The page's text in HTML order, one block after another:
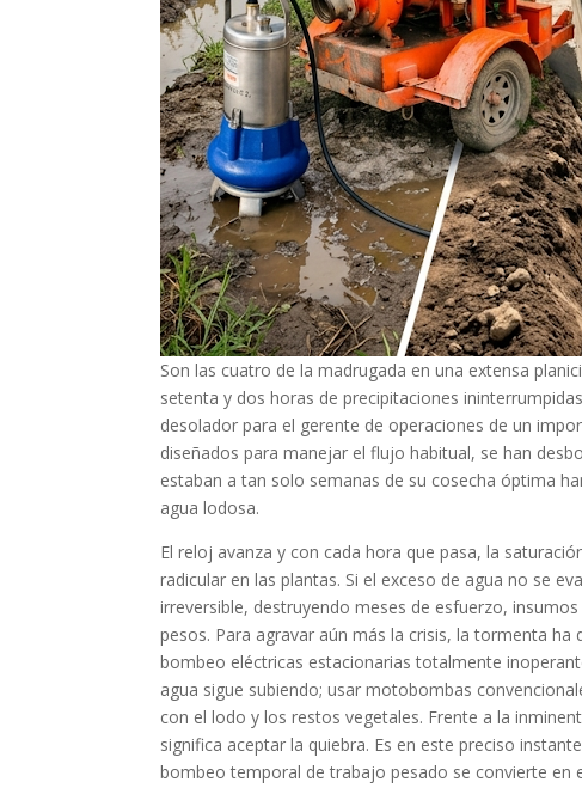
Son las cuatro de la madrugada en una extensa
setenta y dos horas de precipitaciones
desolador para el gerente de operaciones de un
diseñados para manejar el flujo habitual, se han
estaban a tan solo semanas de su cosecha óptima
agua lodosa.
El reloj avanza y con cada hora que pasa, la
radicular en las plantas. Si el exceso de agua no se
irreversible, destruyendo meses de esfuerzo,
pesos. Para agravar aún más la crisis, la tormenta
bombeo eléctricas estacionarias totalmente
agua sigue subiendo; usar motobombas
con el lodo y los restos vegetales. Frente a la
signifi­ca aceptar la quiebra. Es en este preciso
bombeo temporal de trabajo pesado se convierte en